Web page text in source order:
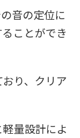
音の定位に
ことができ
り、クリア
量設計によ